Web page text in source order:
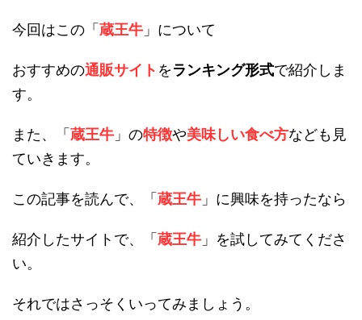
今回はこの「 蔵王牛 」について
おすすめの通販サイト をランキング形式で紹介しま
す。
また、「 蔵王牛 」の特徴や美味しい食べ方なども見
ていきます。
この記事を読んで、「 蔵王牛 」に興味を持ったなら
紹介したサイトで、「 蔵王牛 」を試してみてくださ
い。
それではさっそくいってみましょう。